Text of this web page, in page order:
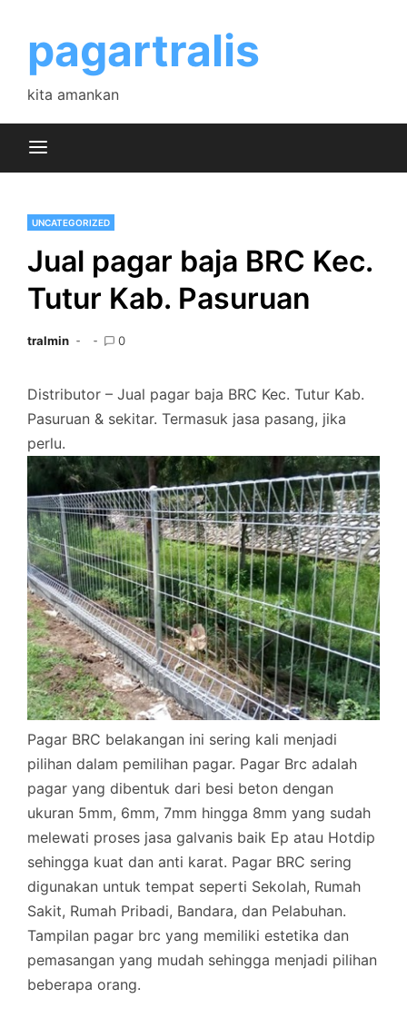
contentpagartralis
kita amankan
UNCATEGORIZED
Jual pagar baja BRC Kec.
Tutur Kab. Pasuruan
tralmin 0
Distributor – Jual pagar baja BRC Kec. Tutur Kab.
Pasuruan & sekitar. Termasuk jasa pasang, jika
perlu.
Pagar BRC belakangan ini sering kali menjadi
pilihan dalam pemilihan pagar. Pagar Brc adalah
pagar yang dibentuk dari besi beton dengan
ukuran 5mm, 6mm, 7mm hingga 8mm yang sudah
melewati proses jasa galvanis baik Ep atau Hotdip
sehingga kuat dan anti karat. Pagar BRC sering
digunakan untuk tempat seperti Sekolah, Rumah
Sakit, Rumah Pribadi, Bandara, dan Pelabuhan.
Tampilan pagar brc yang memiliki estetika dan
pemasangan yang mudah sehingga menjadi pilihan
beberapa orang.